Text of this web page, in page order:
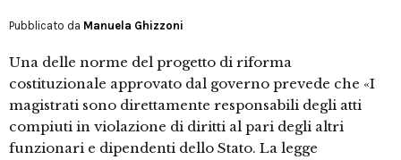
Pubblicato da Manuela Ghizzoni
Una delle norme del progetto di riforma
costituzionale approvato dal governo prevede che «I
magistrati sono direttamente responsabili degli atti
compiuti in violazione di diritti al pari degli altri
funzionari e dipendenti dello Stato. La legge